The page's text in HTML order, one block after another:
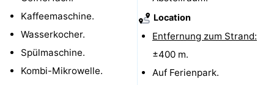
Route
Kaffeemaschine.
Wasserkocher.
Spülmaschine.
Kombi-Mikrowelle.
Location
Entfernung zum Strand:
±400 m.
Auf Ferienpark.